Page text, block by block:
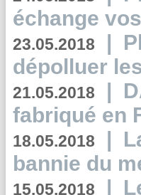
échange
23.05.2018 |
dépolluer
21.05.2018 |
fabriqué en
18.05.2018 |
bannie du
15.05.2018 |